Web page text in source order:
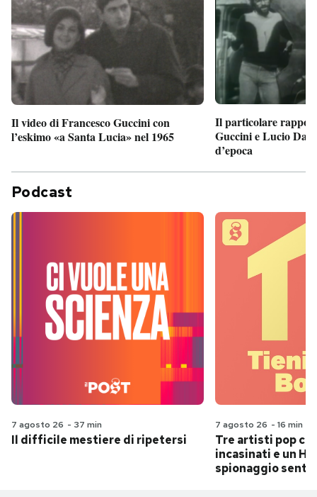
Il video di Francesco Guccini con
l’eskimo «a Santa Lucia» nel 1965
Il particolare
Guccini e Lucio
d’epoca
Podcast
7 agosto 26 - 37 min
Il difficile mestiere di ripetersi
7 agosto 26 - 16 min
Tre artisti pop
incasinati e un
spionaggio